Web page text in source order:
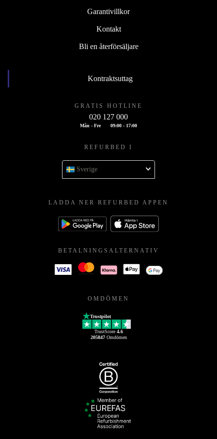
Garantivillkor
Kontakt
Bli en återförsäljare
Kontraktsuttag
GRATIS HOTLINE
020 127 000
Mån - Fre 09:00 - 17:00
REFURBED I
Sverige
LADDA NER REFURBED APPEN
BETALNINGSALTERNATIV
OMDÖMEN
Trustpilot
TrustScore 4.6
205847Omdömen